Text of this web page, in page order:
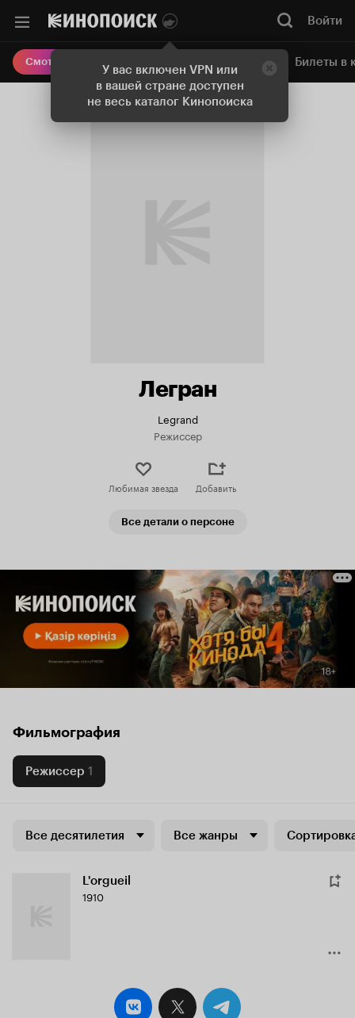
У вас включен VPN или
в вашей стране доступен
не весь каталог Кинопоиска
Войти
Смотреть кино Онлайн-кинотеатр Билеты в
Легран
Legrand
Режиссер
Любимая звезда Добавить
Все детали о персоне
Фильмография
Режиссер 1
Все десятилетия Все жанры
L'orgueil
1910